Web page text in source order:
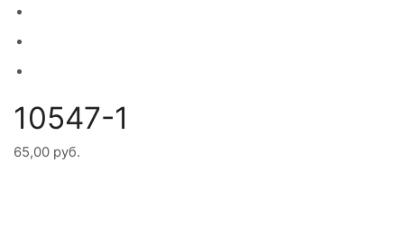
10547-1
65,00 руб.